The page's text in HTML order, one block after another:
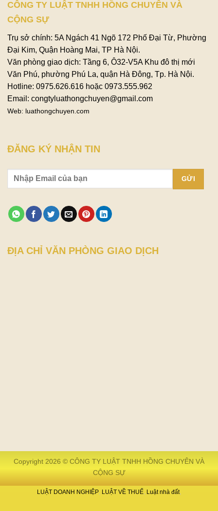
CÔNG TY LUẬT TNHH HỒNG CHUYÊN VÀ
CỘNG SỰ
Trụ sở chính: 5A Ngách 41 Ngõ 172 Phố Đại Từ, Phường
Đại Kim, Quận Hoàng Mai, TP Hà Nội.
Văn phòng giao dịch: Tầng 6, Ô32-V5A Khu đô thị mới
Văn Phú, phường Phú La, quận Hà Đông, Tp. Hà Nội.
Hotline: 0975.626.616 hoặc 0973.555.962
Email: congtyluathongchuyen@gmail.com
Web: luathongchuyen.com
ĐĂNG KÝ NHẬN TIN
ĐỊA CHỈ VĂN PHÒNG GIAO DỊCH
Copyright 2026 © CÔNG TY LUẬT TNHH HỒNG CHUYÊN VÀ
CỘNG SỰ
LUẬT DOANH NGHIỆP LUẬT VỀ THUẾ Luật nhà đất